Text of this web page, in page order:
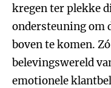
kregen ter plekke
ondersteuning om
boven te komen.
belevingswereld
emotionele